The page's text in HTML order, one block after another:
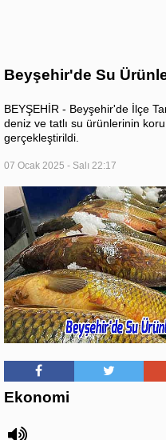
Beyşehir'de Su
BEYŞEHİR - Beyşehir'de İlçe
deniz ve tatlı su ürünlerinin
gerçekleştirildi.
07 Ocak 2025 - Salı 22:17
Ekonomi